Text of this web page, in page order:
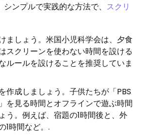
ンプルで実践的な方法で、 スクリ
ましょう。米国小児科学会は、夕食
スクリーンを使わない時間を設ける
ルールを設けることを推奨していま
作成しましょう。子供たちが「PBS
を見る時間とオフラインで遊ぶ時間
う。例えば、宿題の1時間後と、外
1時間など。.